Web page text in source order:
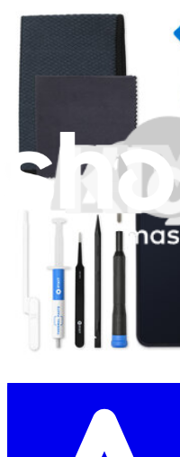
Je m'abonne à la newsletter
Apprenez quelque chose de
dernières éditions
Aidez à traduire